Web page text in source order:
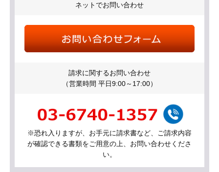
ネットでお問い合わせ
請求に関するお問い合わせ
（営業時間 平日9:00～17:00）
※恐れ入りますが、お手元に請求書など、ご請求内容
が確認できる書類をご用意の上、お問い合わせくださ
い。